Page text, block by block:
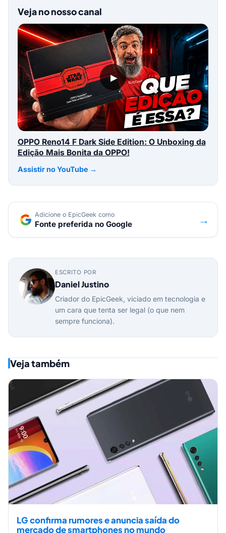
Veja no nosso canal
▶
OPPO Reno14 F Dark Side Edition: O Unboxing da
Edição Mais Bonita da OPPO!
Assistir no YouTube →
Adicione o EpicGeek como
Fonte preferida no Google →
ESCRITO POR
Daniel Justino
Criador do EpicGeek, viciado em tecnologia e
um cara que tenta ser legal (o que nem
sempre funciona).
Veja também
LG confirma rumores e anuncia saída do
mercado de smartphones no mundo